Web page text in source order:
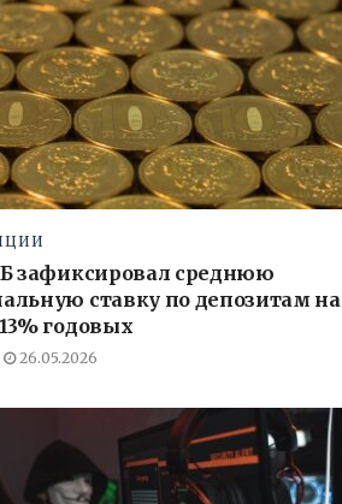
зафиксировал среднюю
ставку по депозитам на
годовых
26.05.2026